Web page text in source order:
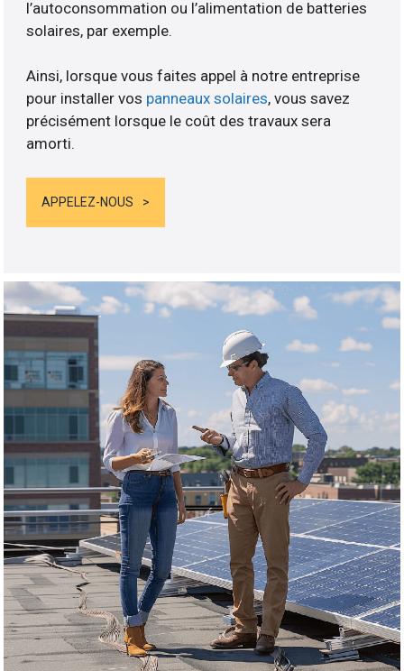
l’autoconsommation ou l’alimentation de batteries
solaires, par exemple.
Ainsi, lorsque vous faites appel à notre entreprise
pour installer vos panneaux solaires, vous savez
précisément lorsque le coût des travaux sera
amorti.
APPELEZ-NOUS